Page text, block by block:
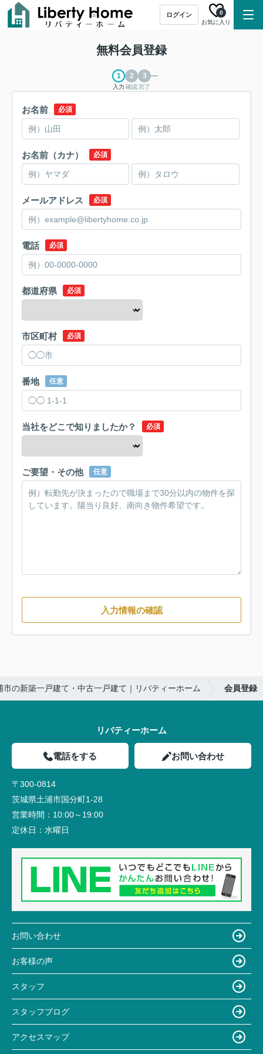
ログイン
お気に入り
0
無料会員登録
入力 確認完了
お名前 必須
お名前（カナ） 必須
メールアドレス 必須
電話 必須
都道府県 必須
市区町村 必須
番地 任意
当社をどこで知りましたか？ 必須
ご要望・その他 任意
入力情報の確認
市の新築一戸建て・中古一戸建て｜リバティーホーム 会員登録
リバティーホーム
電話をする お問い合わせ
〒300-0814
茨城県土浦市国分町1-28
営業時間： 10:00～19:00
定休日： 水曜日
お問い合わせ
お客様の声
スタッフ
スタッフブログ
アクセスマップ